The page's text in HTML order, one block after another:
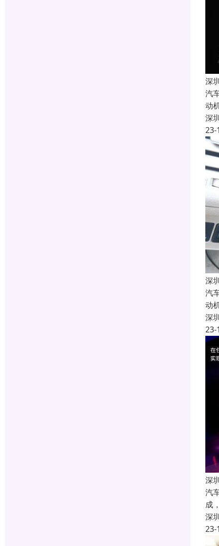
深
汽
动
深
23-
深
汽
动
深
23-
深
汽
成
深
23-